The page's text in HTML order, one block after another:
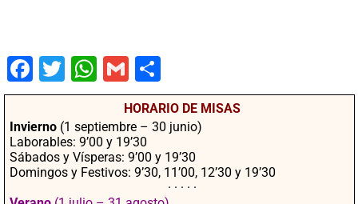
Fac
ebo
Twit
ter
Wha
tsA
pp
Gm
ail
mpa
rtir
HORARIO DE MISAS
Invierno (1 septiembre – 30 junio)
Laborables: 9’00 y 19’30
Sábados y Vísperas: 9’00 y 19’30
Domingos y Festivos: 9’30, 11’00, 12’30 y 19’30
· · · · ·